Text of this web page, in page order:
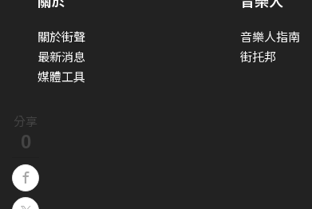
分享
0
關於街聲
最新消息
媒體工具
音樂人指南
街托邦